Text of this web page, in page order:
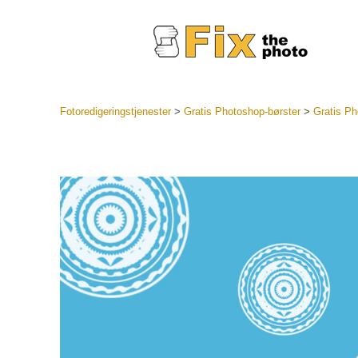
Mobile
Fotoredigeringstjenester> Gratis Photoshop-børster> Gratis